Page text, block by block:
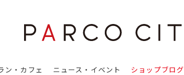
ン・カフェ ニュース・イベント ショップブログ